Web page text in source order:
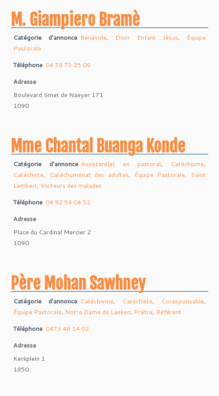
M. Giampiero Bramè
Catégorie d'annonce Bénévole, Divin Enfant Jésus,
Équipe
Pastorale
Téléphone 04 78 73 25 09
Adresse
Boulevard Smet de Naeyer 171
1090
Mme Chantal Buanga Konde
Catégorie d'annonce Assistant(e) en pastoral, Catéchisme,
Catéchiste, Catéchuménat des adultes, Équipe Pastorale,
Saint
Lambert, Visiteurs des malades
Téléphone 04 92 54 04 52
Adresse
Place du Cardinal Mercier 2
1090
Père Mohan Sawhney
Catégorie d'annonce Catéchisme, Catéchiste, Coresponsable,
Équipe Pastorale, Notre Dame de Laeken, Prêtre, Référent
Téléphone 0473 46 14 02
Adresse
Kerkplein 1
1850